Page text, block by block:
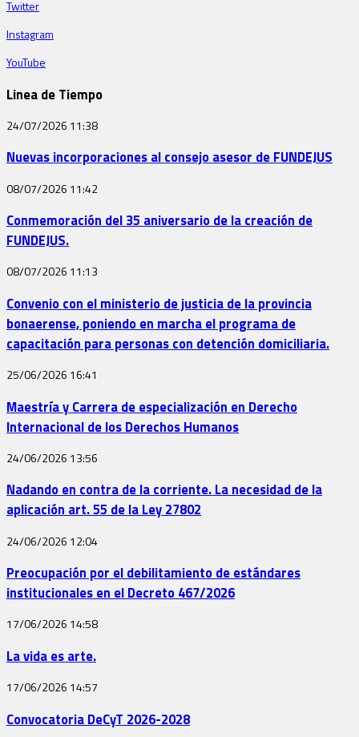
Twitter
Instagram
YouTube
Linea de Tiempo
24/07/2026 11:38
Nuevas incorporaciones al consejo asesor de FUNDEJUS
08/07/2026 11:42
Conmemoración del 35 aniversario de la creación de
FUNDEJUS.
08/07/2026 11:13
Convenio con el ministerio de justicia de la provincia
bonaerense, poniendo en marcha el programa de
capacitación para personas con detención domiciliaria.
25/06/2026 16:41
Maestría y Carrera de especialización en Derecho
Internacional de los Derechos Humanos
24/06/2026 13:56
Nadando en contra de la corriente. La necesidad de la
aplicación art. 55 de la Ley 27802
24/06/2026 12:04
Preocupación por el debilitamiento de estándares
institucionales en el Decreto 467/2026
17/06/2026 14:58
La vida es arte.
17/06/2026 14:57
Convocatoria DeCyT 2026-2028